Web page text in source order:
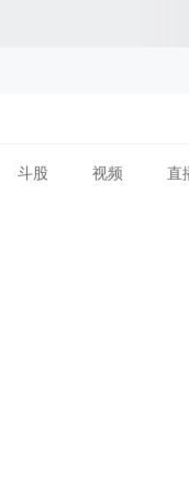
斗股 视频 直